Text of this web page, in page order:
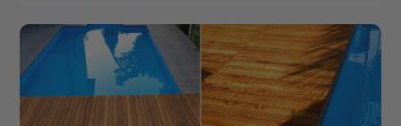
tragfähig ist, kann eine professionelle
Restaurierung die Oberfläche wieder stabilisieren.
So bleibt die natürliche Optik erhalten. Außerdem
verlängert sich die Lebensdauer des Parketts.